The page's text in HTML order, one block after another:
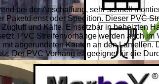
bei der Anschaffung, sehr schnell
oder Spedition. Dieser PVC
und Kälte. Einsetzbar in beheizten
PVC Streifenvorhänge werden auch
abgerundeten Kanten an den
Der PVC Vorhang ist geeignet für die